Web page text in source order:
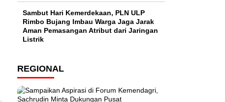
Sambut Hari Kemerdekaan, PLN ULP
Rimbo Bujang Imbau Warga Jaga Jarak
Aman Pemasangan Atribut dari Jaringan
Listrik​
REGIONAL